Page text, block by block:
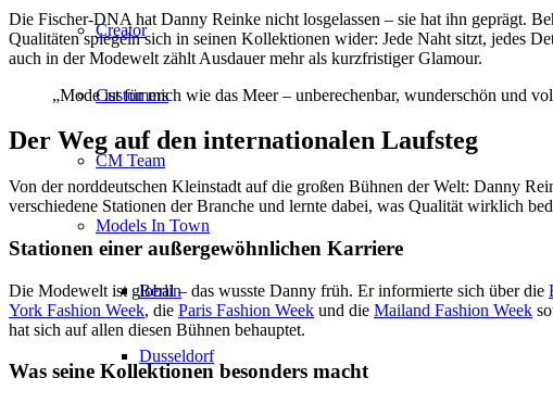
Creator
Customers
CM Team
Models In Town
Berlin
Dusseldorf
Die Fischer-DNA hat Danny Reinke nicht losgelassen – sie hat ihn geprägt.
Qualitäten spiegeln sich in seinen Kollektionen wider: Jede Naht sitzt, jedes
auch in der Modewelt zählt Ausdauer mehr als kurzfristiger Glamour.
„Mode ist für mich wie das Meer – unberechenbar, wunderschön und
Der Weg auf den internationalen Laufsteg
Von der norddeutschen Kleinstadt auf die großen Bühnen der Welt: Danny
verschiedene Stationen der Branche und lernte dabei, was Qualität wirklich
Stationen einer außergewöhnlichen Karriere
Die Modewelt ist global – das wusste Danny früh. Er informierte sich über die
York Fashion Week, die Paris Fashion Week und die Mailand Fashion Week
hat sich auf allen diesen Bühnen behauptet.
Was seine Kollektionen besonders macht